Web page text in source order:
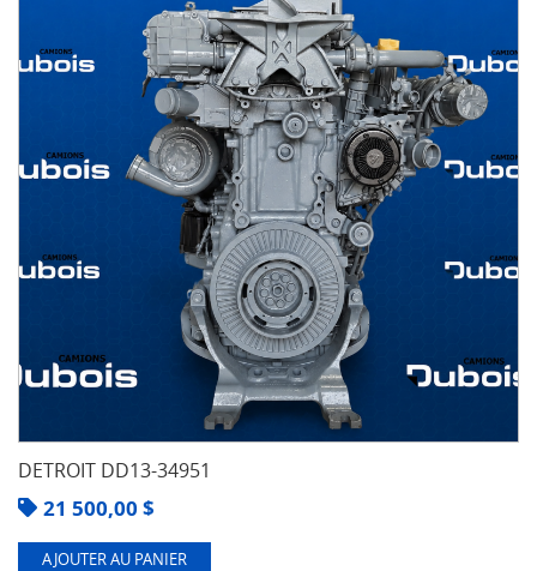
DETROIT DD13-34951
21 500,00 $
AJOUTER AU PANIER